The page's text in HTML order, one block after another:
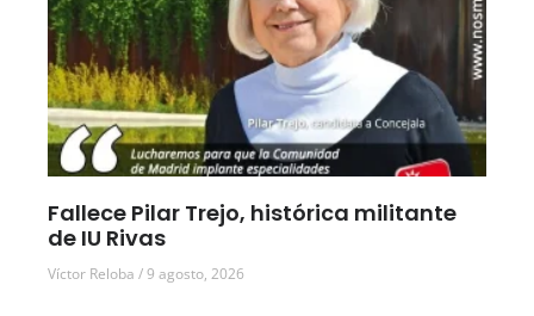
Fallece Pilar Trejo, histórica militante
de IU Rivas
Víctor Reloba 9 agosto, 2026